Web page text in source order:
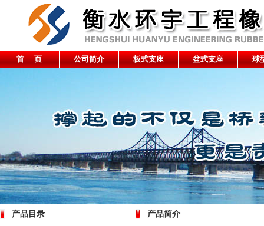
首 页 公司简介 板式支座 盆式支座 球
产品简介
产品目录